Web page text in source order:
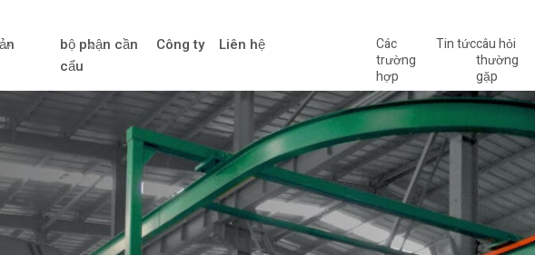
bộ phận cần
cẩu
Công ty Liên hệ
Các
trường
hợp
Tin tứccâu hỏi
thường
gặp